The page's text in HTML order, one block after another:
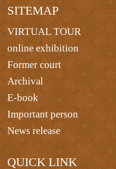
SITEMAP
VIRTUAL TOUR
online exhibition
Former court
Archival
E-book
Important person
News release
QUICK LINK